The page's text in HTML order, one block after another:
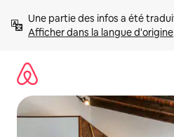
directement
Afficher dans la langue d'origine